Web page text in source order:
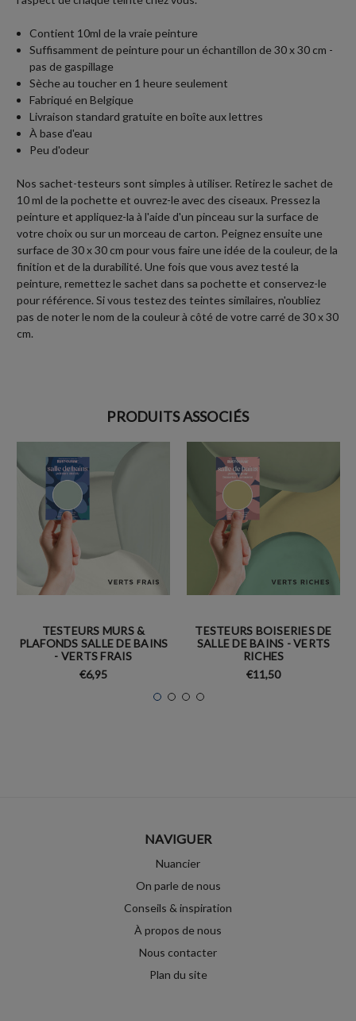
Contient 10ml de la vraie peinture
Suffisamment de peinture pour un échantillon de 30 x 30 cm -
pas de gaspillage
Sèche au toucher en 1 heure seulement
Fabriqué en Belgique
Livraison standard gratuite en boîte aux lettres
À base d'eau
Peu d'odeur
Nos sachet-testeurs sont simples à utiliser. Retirez le sachet de
10 ml de la pochette et ouvrez-le avec des ciseaux. Pressez la
peinture et appliquez-la à l'aide d'un pinceau sur la surface de
votre choix ou sur un morceau de carton. Peignez ensuite une
surface de 30 x 30 cm pour vous faire une idée de la couleur, de la
finition et de la durabilité. Une fois que vous avez testé la
peinture, remettez le sachet dans sa pochette et conservez-le
pour référence. Si vous testez des teintes similaires, n'oubliez
pas de noter le nom de la couleur à côté de votre carré de 30 x 30
cm.
PRODUITS ASSOCIÉS
TESTEURS MURS &
PLAFONDS SALLE DE BAINS
- VERTS FRAIS
€6,95
TESTEURS BOISERIES DE
SALLE DE BAINS - VERTS
RICHES
€11,50
NAVIGUER
Nuancier
On parle de nous
Conseils & inspiration
À propos de nous
Nous contacter
Plan du site